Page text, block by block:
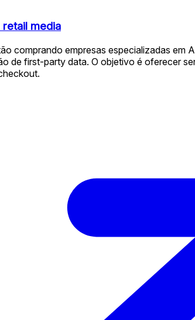
media
comprando empresas especializadas em
de first-party data. O objetivo é oferecer